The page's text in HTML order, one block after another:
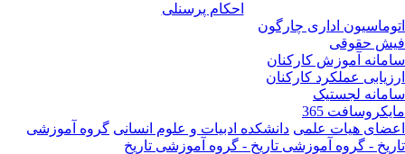
احکام پرسنلی
اتوماسیون اداری چارگون
فیش حقوقی
سامانه آموزش کارکنان
ارزیابی عملکرد کارکنان
سامانه لجستیک
مایکروسافت 365
اعضای هیات علمی دانشکده ادبیات و علوم انسانی گروه آموزشی
تاریخ - گروه آموزشی تاریخ - گروه آموزشی تاریخ